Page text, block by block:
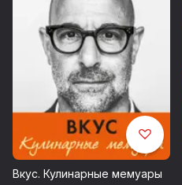
Вкус. Кулинарные мемуары